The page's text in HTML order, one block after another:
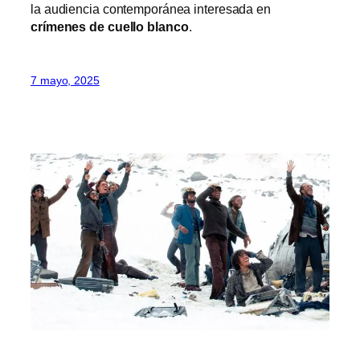
la audiencia contemporánea interesada en
crímenes de cuello blanco.
7 mayo, 2025